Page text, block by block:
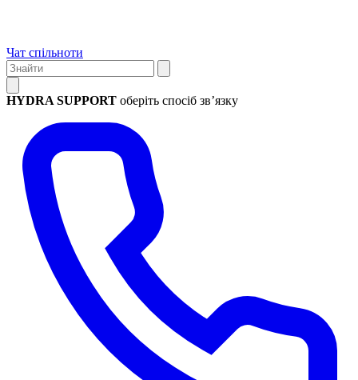
Чат спільноти
HYDRA SUPPORT оберіть спосіб зв’язку